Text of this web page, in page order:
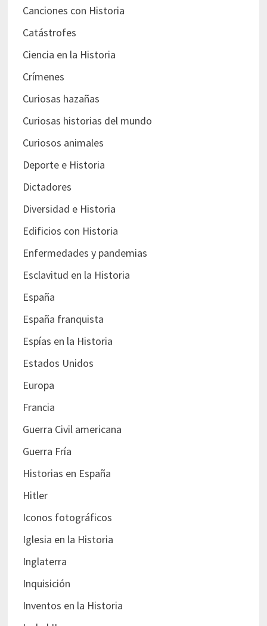
Canciones con Historia
Catástrofes
Ciencia en la Historia
Crímenes
Curiosas hazañas
Curiosas historias del mundo
Curiosos animales
Deporte e Historia
Dictadores
Diversidad e Historia
Edificios con Historia
Enfermedades y pandemias
Esclavitud en la Historia
España
España franquista
Espías en la Historia
Estados Unidos
Europa
Francia
Guerra Civil americana
Guerra Fría
Historias en España
Hitler
Iconos fotográficos
Iglesia en la Historia
Inglaterra
Inquisición
Inventos en la Historia